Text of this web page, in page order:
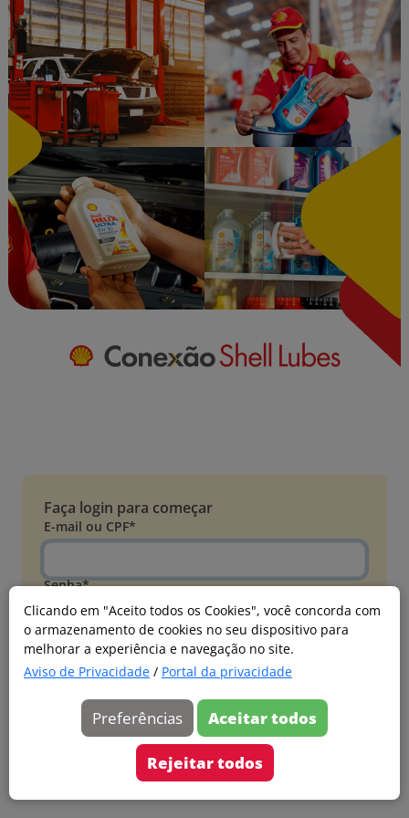
Clicando em "Aceito todos os Cookies", você concorda com
o armazenamento de cookies no seu dispositivo para
melhorar a experiência e navegação no site.
Aviso de Privacidade / Portal da privacidade
Preferências Aceitar todos
Rejeitar todos
Faça login para começar
E-mail ou CPF*
Senha*
Esqueci minha senha
Entrar
Acessar com Microsoft
Ainda não faz parte?
Cadastre-se
Versão 20260805.7